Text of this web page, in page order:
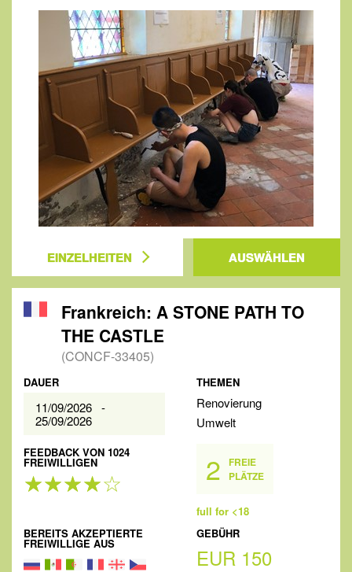
EINZELHEITEN AUSWÄHLEN
Frankreich: A STONE PATH TO
THE CASTLE
(CONCF-33405)
DAUER
11/09/2026 -
25/09/2026
FEEDBACK VON 1024
FREIWILLIGEN
THEMEN
Renovierung
Umwelt
2
FREIE
PLÄTZE
full for <18
BEREITS AKZEPTIERTE
FREIWILLIGE AUS
GEBÜHR
EUR 150